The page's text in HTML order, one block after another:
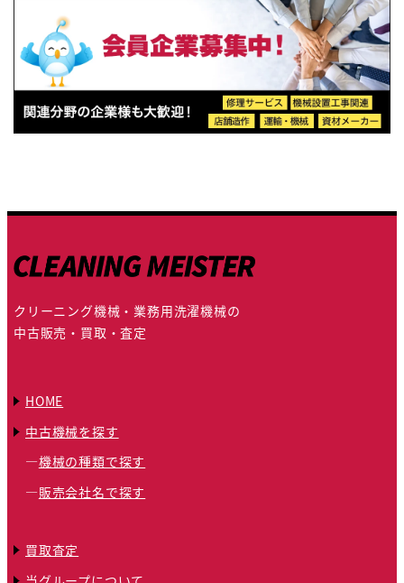
クリーニング機械・業務用洗濯機械の
中古販売・買取・査定
HOME
中古機械を探す
機械の種類で探す
販売会社名で探す
買取査定